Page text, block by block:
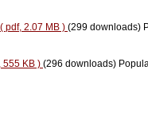
( pdf, 2.07 MB ) (299 downloads)
555 KB ) (296 downloads)